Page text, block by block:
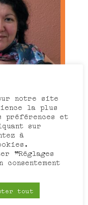
du
des
plus
notre site
la plus
préférences et
sur
à
"Réglages
tout